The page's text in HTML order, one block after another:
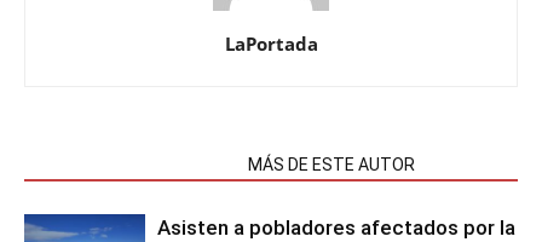
LaPortada
MÁS DE ESTE AUTOR
Asisten a pobladores afectados por la